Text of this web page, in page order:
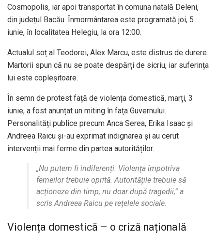
Cosmopolis, iar apoi transportat în comuna natală Deleni,
din județul Bacău. Înmormântarea este programată joi, 5
iunie, în localitatea Helegiu, la ora 12:00.
Actualul soț al Teodorei, Alex Marcu, este distrus de durere.
Martorii spun că nu se poate despărți de sicriu, iar suferința
lui este copleșitoare.
În semn de protest față de violența domestică, marți, 3
iunie, a fost anunțat un miting în fața Guvernului.
Personalități publice precum Anca Serea, Erika Isaac și
Andreea Raicu și-au exprimat indignarea și au cerut
intervenții mai ferme din partea autorităților.
„Nu putem fi indiferenți. Violența împotriva
femeilor trebuie oprită. Autoritățile trebuie să
acționeze din timp, nu doar după tragedii,” a
scris Andreea Raicu pe rețelele sociale.
Violența domestică – o criză națională